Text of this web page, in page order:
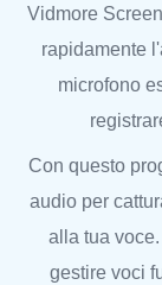
Vidmore
rapidamente
microfono
Con questo
audio per
alla tua
gestire voci